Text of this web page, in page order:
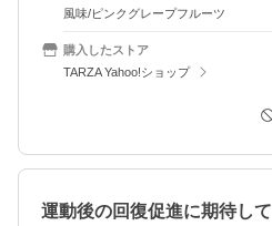
風味/ピンクグレープフルーツ
購入したストア
TARZA Yahoo!ショップ
運動後の回復促進に期待して